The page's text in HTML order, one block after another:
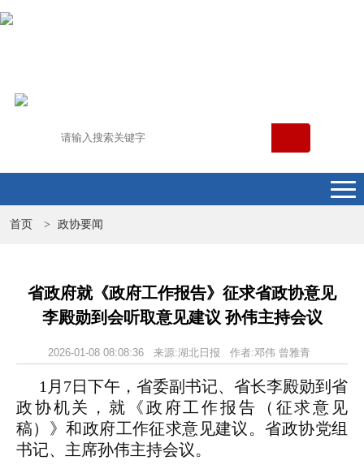
首页 > 政协要闻
省政府就《政府工作报告》征求省政协意见
李殿勋到会听取意见建议 孙伟主持会议
2026-01-08 08:08:36 来源:湖北日报 作者:邓伟 曾雅青
1月7日下午，省委副书记、省长李殿勋到省
政协机关，就《政府工作报告（征求意见
稿）》和政府工作征求意见建议。省政协党组
书记、主席孙伟主持会议。